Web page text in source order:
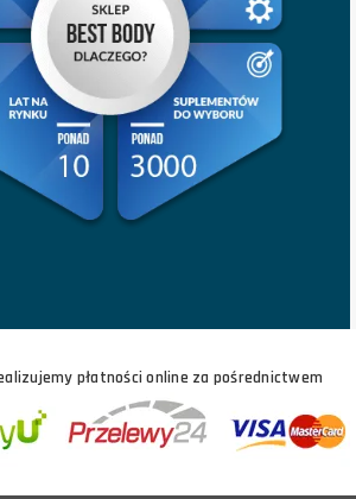
płatności online za pośrednictwem